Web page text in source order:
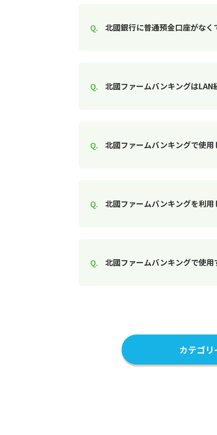
北國銀行に普通預金口座がな
北國ファームバンキングは
北國ファームバンキングで使
北國ファームバンキングを利
北國ファームバンキングで使
カテゴ